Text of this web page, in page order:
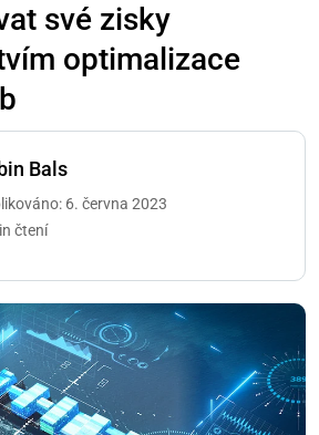
své zisky
optimalizace
Bals
6. června 2023
čtení